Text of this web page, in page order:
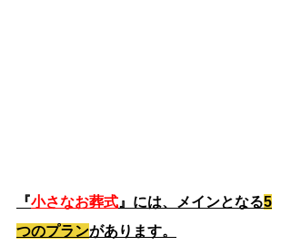
『小さなお葬式 』には、メインとなる5
つのプランがあります。